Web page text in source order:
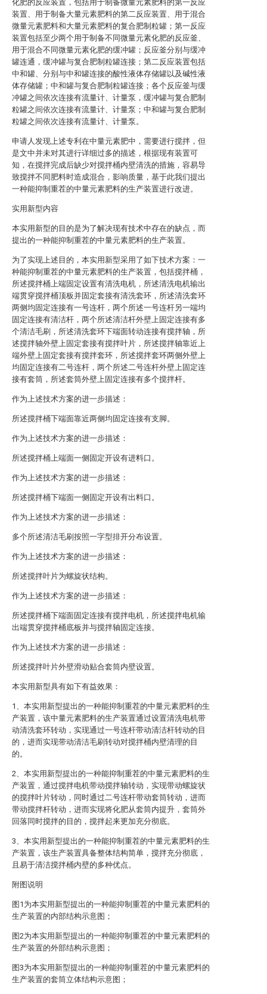
化肥的反应装置，包括用于制备微量元素肥料的第一反应
装置、用于制备大量元素肥料的第二反应装置、用于混合
微量元素肥料和大量元素肥料的复合肥制粒罐；第一反应
装置包括至少两个用于制备不同微量元素化肥的反应釜、
用于混合不同微量元素化肥的缓冲罐；反应釜分别与缓冲
罐连通，缓冲罐与复合肥制粒罐连接；第二反应装置包括
中和罐、分别与中和罐连接的酸性液体存储罐以及碱性液
体存储罐；中和罐与复合肥制粒罐连接；各个反应釜与缓
冲罐之间依次连接有流量计、计量泵，缓冲罐与复合肥制
粒罐之间依次连接有流量计、计量泵；中和罐与复合肥制
粒罐之间依次连接有流量计、计量泵。
申请人发现上述专利在中量元素肥中，需要进行搅拌，但
是文中并未对其进行详细过多的描述，根据现有装置可
知，在搅拌完成后缺少对搅拌桶内壁清洗的措施，容易导
致搅拌不同肥料时造成混合，影响质量，基于此我们提出
一种能抑制重茬的中量元素肥料的生产装置进行改进。
实用新型内容
本实用新型的目的是为了解决现有技术中存在的缺点，而
提出的一种能抑制重茬的中量元素肥料的生产装置。
为了实现上述目的，本实用新型采用了如下技术方案：一
种能抑制重茬的中量元素肥料的生产装置，包括搅拌桶，
所述搅拌桶上端固定设置有清洗电机，所述清洗电机输出
端贯穿搅拌桶顶板并固定套接有清洗套环，所述清洗套环
两侧均固定连接有一号连杆，两个所述一号连杆另一端均
固定连接有清洁杆，两个所述清洁杆外壁上固定连接有多
个清洁毛刷，所述清洗套环下端面转动连接有搅拌轴，所
述搅拌轴外壁上固定套接有搅拌叶片，所述搅拌轴靠近上
端外壁上固定套接有搅拌套环，所述搅拌套环两侧外壁上
均固定连接有二号连杆，两个所述二号连杆外壁上固定连
接有套筒，所述套筒外壁上固定连接有多个搅拌杆。
作为上述技术方案的进一步描述：
所述搅拌桶下端面靠近两侧均固定连接有支脚。
作为上述技术方案的进一步描述：
所述搅拌桶上端面一侧固定开设有进料口。
作为上述技术方案的进一步描述：
所述搅拌桶下端面一侧固定开设有出料口。
作为上述技术方案的进一步描述：
多个所述清洁毛刷按照一字型排开分布设置。
作为上述技术方案的进一步描述：
所述搅拌叶片为螺旋状结构。
作为上述技术方案的进一步描述：
所述搅拌桶下端面固定连接有搅拌电机，所述搅拌电机输
出端贯穿搅拌桶底板并与搅拌轴固定连接。
作为上述技术方案的进一步描述：
所述搅拌叶片外壁滑动贴合套筒内壁设置。
本实用新型具有如下有益效果：
1、本实用新型提出的一种能抑制重茬的中量元素肥料的生
产装置，该中量元素肥料的生产装置通过设置清洗电机带
动清洗套环转动，实现通过一号连杆带动清洁杆转动的目
的，进而实现带动清洁毛刷转动对搅拌桶内壁清理的目
的。
2、本实用新型提出的一种能抑制重茬的中量元素肥料的生
产装置，通过搅拌电机带动搅拌轴转动，实现带动螺旋状
的搅拌叶片转动，同时通过二号连杆带动套筒转动，进而
带动搅拌杆转动，进而实现将化肥从套筒内提升，套筒外
回落同时搅拌的目的，搅拌起来更加充分彻底。
3、本实用新型提出的一种能抑制重茬的中量元素肥料的生
产装置，该生产装置具备整体结构简单，搅拌充分彻底，
且易于清洁搅拌桶内壁的多种优点。
附图说明
图1为本实用新型提出的一种能抑制重茬的中量元素肥料的
生产装置的内部结构示意图；
图2为本实用新型提出的一种能抑制重茬的中量元素肥料的
生产装置的外部结构示意图；
图3为本实用新型提出的一种能抑制重茬的中量元素肥料的
生产装置的套筒立体结构示意图；